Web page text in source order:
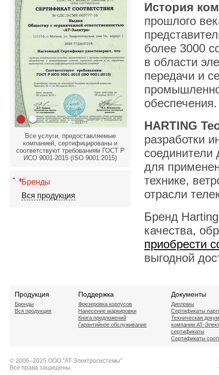
Все услуги, предоставляемые
компанией, сертифицированы и
соответствуют требованиям ГОСТ Р
ИСО 9001-2015 (ISO 9001:2015)
Бренды
Вся продукция
История
прошлого
более 3000
в области
передачи и
обеспечения.
HARTING
разработки
соединители
для
технике,
отрасли
Бренд
качества,
приобрести
выгодной
Продукция
Бренды
Вся продукция
Поддержка
Фрезеровка корпусов
Нанесение маркировки
Книга предложений
Гарантийное обслуживание
Документы
Дипломы
Сертификаты
Техническая
компании АТ-
сертификаты
Сертификаты
© 2006–2025 ООО "AT-Электросистемы"
Все права защищены.